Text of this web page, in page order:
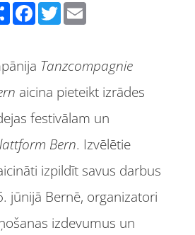
Facebook Twitter
Tanzcompagnie
aicina pieteikt izrādes
festivālam un
Bern. Izvēlētie
izpildīt savus darbus
jūnijā Bernē, organizatori
izdevumus un